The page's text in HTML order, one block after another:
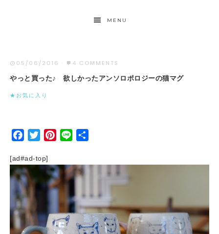
MENU
05/06/2016 ·
4 COMMENTS
やっと買った♪ 欲しかったアンソロポロジーの猫マグ
★お気に入り
Facebook
TwitterPinterest
Line
[ad#ad-top]